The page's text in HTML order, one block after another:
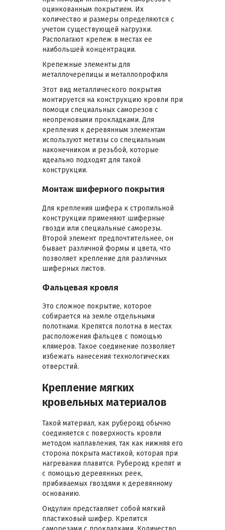
оцинкованным покрытием. Их
количество и размеры определяются с
учетом существующей нагрузки.
Располагают крепеж в местах ее
наибольшей концентрации.
Крепежные элементы для
металлочерепицы и металлопрофиля
Этот вид металлического покрытия
монтируется на конструкцию кровли при
помощи специальных саморезов с
неопреновыми прокладками. Для
крепления к деревянным элементам
используют метизы со специальным
наконечником и резьбой, которые
идеально подходят для такой
конструкции.
Монтаж шиферного покрытия
Для крепления шифера к стропильной
конструкции применяют шиферные
гвозди или специальные саморезы.
Второй элемент предпочтительнее, он
бывает различной формы и цвета, что
позволяет крепление для различных
шиферных листов.
Фальцевая кровля
Это сложное покрытие, которое
собирается на земле отдельными
полотнами. Крепятся полотна в местах
расположения фальцев с помощью
клямеров. Такое соединение позволяет
избежать нанесения технологических
отверстий.
Крепление мягких
кровельных материалов
Такой материал, как рубероид обычно
соединяется с поверхность кровли
методом наплавления, так как нижняя его
сторона покрыта мастикой, которая при
нагревании плавится. Рубероид крепят и
с помощью деревянных реек,
прибиваемых гвоздями к деревянному
основанию.
Ондулин представляет собой мягкий
пластиковый шифер. Крепится